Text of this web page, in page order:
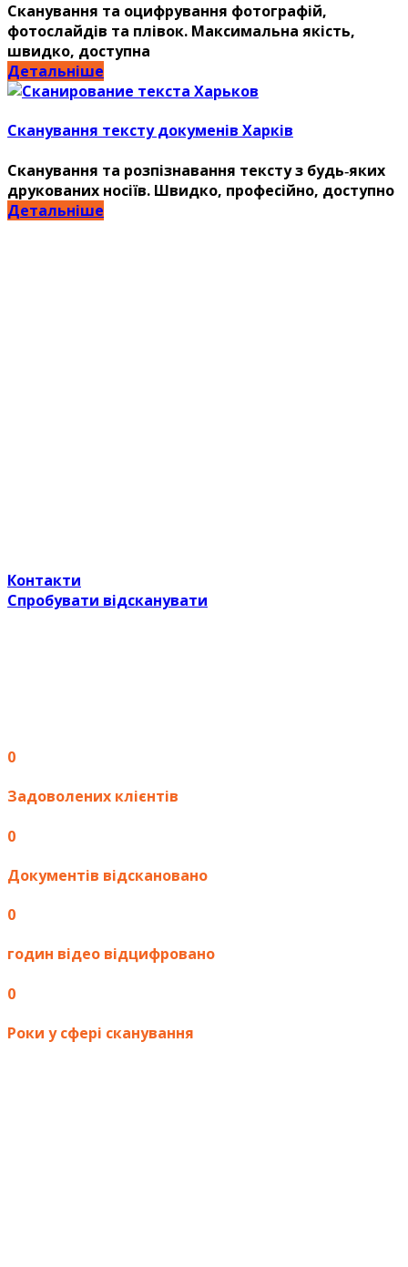
Сканування та оцифрування фотографій,
фотослайдів та плівок. Максимальна якість,
швидко, доступна
Детальніше
Сканування тексту докуменів Харків
Сканування та розпізнавання тексту з будь‑яких
друкованих носіїв. Швидко, професійно, доступно
Детальніше
Контакти
Спробувати відсканувати
0
Задоволених клієнтів
0
Документів відскановано
0
годин відео відцифровано
0
Роки у сфері сканування